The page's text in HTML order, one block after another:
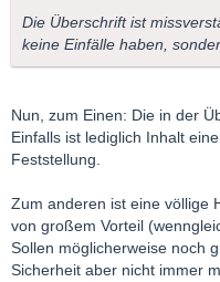
Die Überschrift ist
keine Einfälle haben,
Nun, zum Einen: Die in der
Einfalls ist lediglich Inhalt
Feststellung.
Zum anderen ist eine völlige
von großem Vorteil
Sollen möglicherweise noch
Sicherheit aber nicht immer